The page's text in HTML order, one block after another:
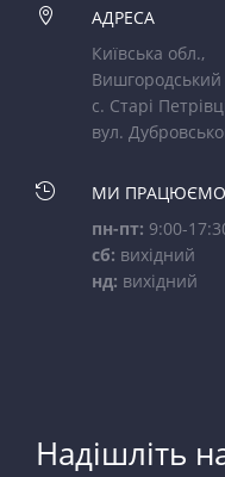

АДРЕСА
Київська обл.,
с. Старі
вул.

МИ ПРАЦЮЄМО
пн-пт: 9:00-
сб: вихідний
нд: вихідний
Надішліть